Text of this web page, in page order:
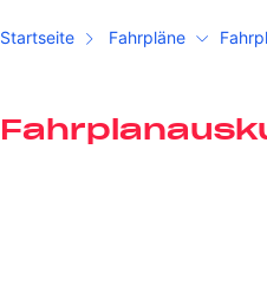
Startseite Fahrpläne